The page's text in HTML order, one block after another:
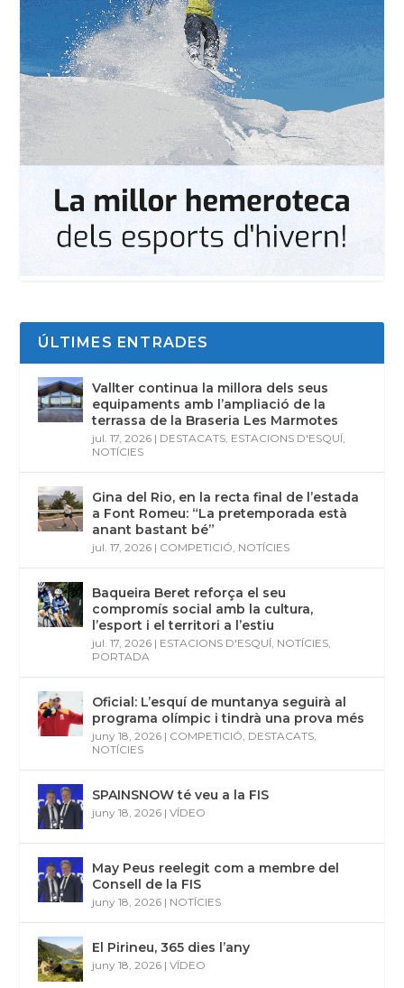
ÚLTIMES ENTRADES
Vallter continua la millora dels seus
equipaments amb l’ampliació de la
terrassa de la Braseria Les Marmotes
jul. 17, 2026 | DESTACATS, ESTACIONS D'ESQUÍ,
NOTÍCIES
Gina del Rio, en la recta final de l’estada
a Font Romeu: “La pretemporada està
anant bastant bé”
jul. 17, 2026 | COMPETICIÓ, NOTÍCIES
Baqueira Beret reforça el seu
compromís social amb la cultura,
l’esport i el territori a l’estiu
jul. 17, 2026 | ESTACIONS D'ESQUÍ, NOTÍCIES,
PORTADA
Oficial: L’esquí de muntanya seguirà al
programa olímpic i tindrà una prova més
juny 18, 2026 | COMPETICIÓ, DESTACATS,
NOTÍCIES
SPAINSNOW té veu a la FIS
juny 18, 2026 |VÍDEO
May Peus reelegit com a membre del
Consell de la FIS
juny 18, 2026 | NOTÍCIES
El Pirineu, 365 dies l’any
juny 18, 2026 |VÍDEO